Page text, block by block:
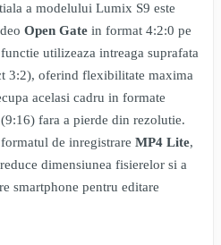
a modelului Lumix S9 este
Open Gate in format 4:2:0 pe
utilizeaza intreaga suprafata
3:2), oferind flexibilitate maxima
acelasi cadru in formate
fara a pierde din rezolutie.
de inregistrare MP4 Lite,
dimensiunea fisierelor si a
smartphone pentru editare